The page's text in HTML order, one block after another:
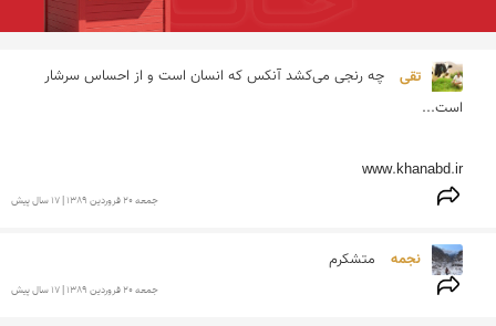
تقی
www.khanabd.ir
جمعه 20 فروردين 1389 | 17 سال پیش
نجمه متشکرم
جمعه 20 فروردين 1389 | 17 سال پیش